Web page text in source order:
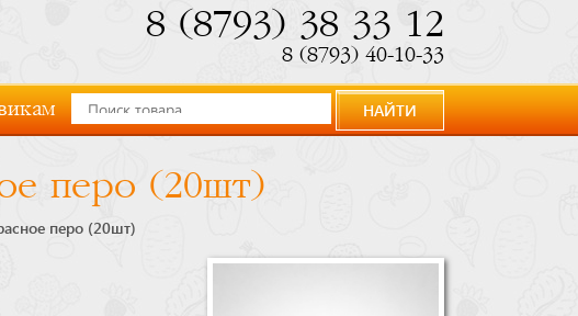
8 (8793) 38 33 12
8 (8793) 40-10-33
НАЙТИ
перо (20шт)
перо (20шт)